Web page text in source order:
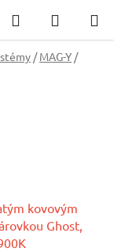
Hledat
KOŠÍK
/ MAG-Y /
kovovým
Ghost,